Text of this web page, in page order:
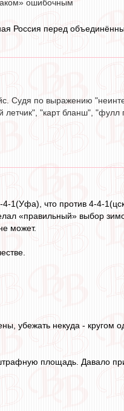
ошибочным
Россия перед
Судя по выражению
летчик", "карт бланш",
1(Уфа), что против 4-4-
«правильный» выбор
может.
убежать некуда - кругом
площадь. Давало